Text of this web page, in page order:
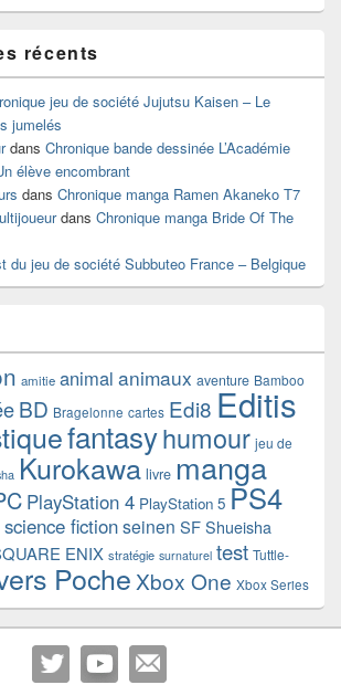
récents
jeu de société Jujutsu Kaisen – Le
jumelés
dans Chronique bande dessinée L’Académie
élève encombrant
dans Chronique manga Ramen Akaneko T7
dans Chronique manga Bride Of The
du jeu de société Subbuteo France – Belgique
amitie animal animaux aventure Bamboo
BD Bragelonne cartes Edi8 Editis
fantasyhumour jeu de
Kurokawa livre manga
PlayStation 4 PlayStation 5 PS4
science fictionseinen SF Shueisha
ENIX stratégie surnaturel test Tuttle-
Poche Xbox One Xbox Series